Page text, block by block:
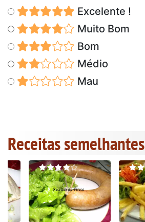
Excelente !
Muito Bom
Bom
Médio
Mau
Receitas semelhantes